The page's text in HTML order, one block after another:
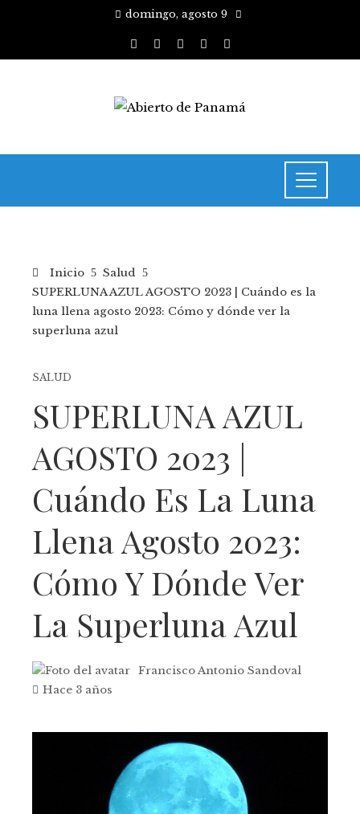
domingo, agosto 9
Inicio
Salud
SUPERLUNA AZUL AGOSTO 2023 | Cuándo es la
luna llena agosto 2023: Cómo y dónde ver la
superluna azul
SALUD
SUPERLUNA AZUL
AGOSTO 2023 |
Cuándo Es La Luna
Llena Agosto 2023:
Cómo Y Dónde Ver
La Superluna Azul
Francisco Antonio Sandoval
Hace 3 años